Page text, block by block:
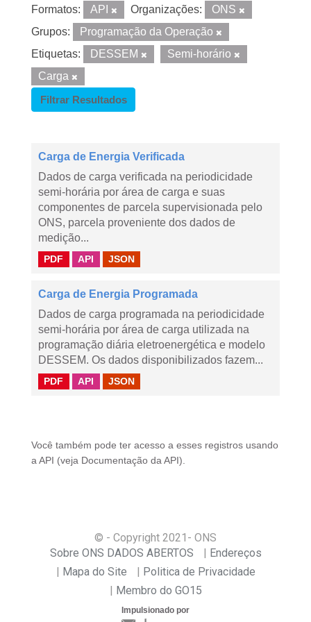
Formatos: API Organizações:
ONS
Grupos:
Programação da Operação
Etiquetas:
DESSEM
Semi-horário
Carga
Filtrar Resultados
Carga de Energia Verificada
Dados de carga verificada na periodicidade
semi-horária por área de carga e suas
componentes de parcela supervisionada pelo
ONS, parcela proveniente dos dados de
medição...
PDF API JSON
Carga de Energia Programada
Dados de carga programada na periodicidade
semi-horária por área de carga utilizada na
programação diária eletroenergética e modelo
DESSEM. Os dados disponibilizados fazem...
PDF API JSON
Você também pode ter acesso a esses registros usando
a API (veja Documentação da API ).
© - Copyright 2021 - ONS
Sobre ONS DADOS ABERTOS
Endereços
Mapa do Site
Politica de Privacidade
Membro do GO15
Impulsionado por